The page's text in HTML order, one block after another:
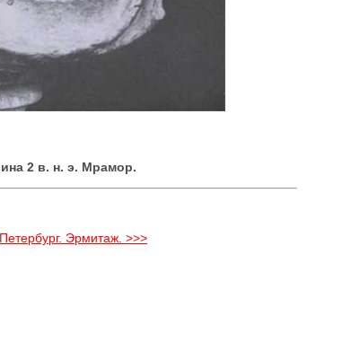
2 в. н. э. Мрамор.
Эрмитаж. >>>